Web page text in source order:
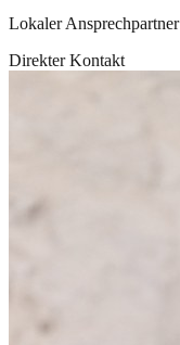
Lokaler Ansprechpartner
Direkter Kontakt